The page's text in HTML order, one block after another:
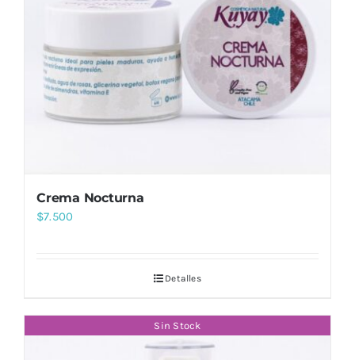
Crema Nocturna
$7.500
Detalles
Sin Stock